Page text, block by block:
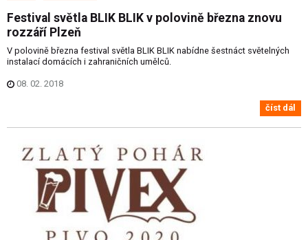
Festival světla BLIK BLIK v polovině března znovu
rozzáří Plzeň
V polovině března festival světla BLIK BLIK nabídne šestnáct světelných
instalací domácích i zahraničních umělců.
08. 02. 2018
číst dál